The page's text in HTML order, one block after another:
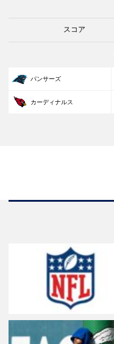
スコア
パンサーズ
カーディナルス